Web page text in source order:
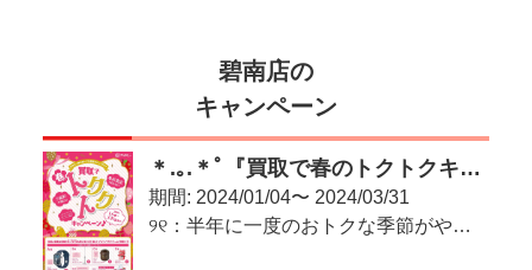
碧南店の
キャンペーン
＊.｡.＊ﾟ『買取で春のトクトクキャンペーン♪』＊.｡.＊ﾟ
期間: 2024/01/04〜 2024/03/31
୨୧：半年に一度のおトクな季節がやってきた！：୨୧